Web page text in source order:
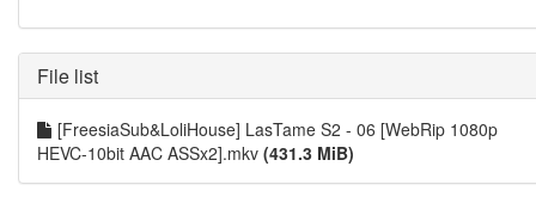
File list
[FreesiaSub&LoliHouse] LasTame S2 - 06 [WebRip 1080p
HEVC-10bit AAC ASSx2].mkv (431.3 MiB)